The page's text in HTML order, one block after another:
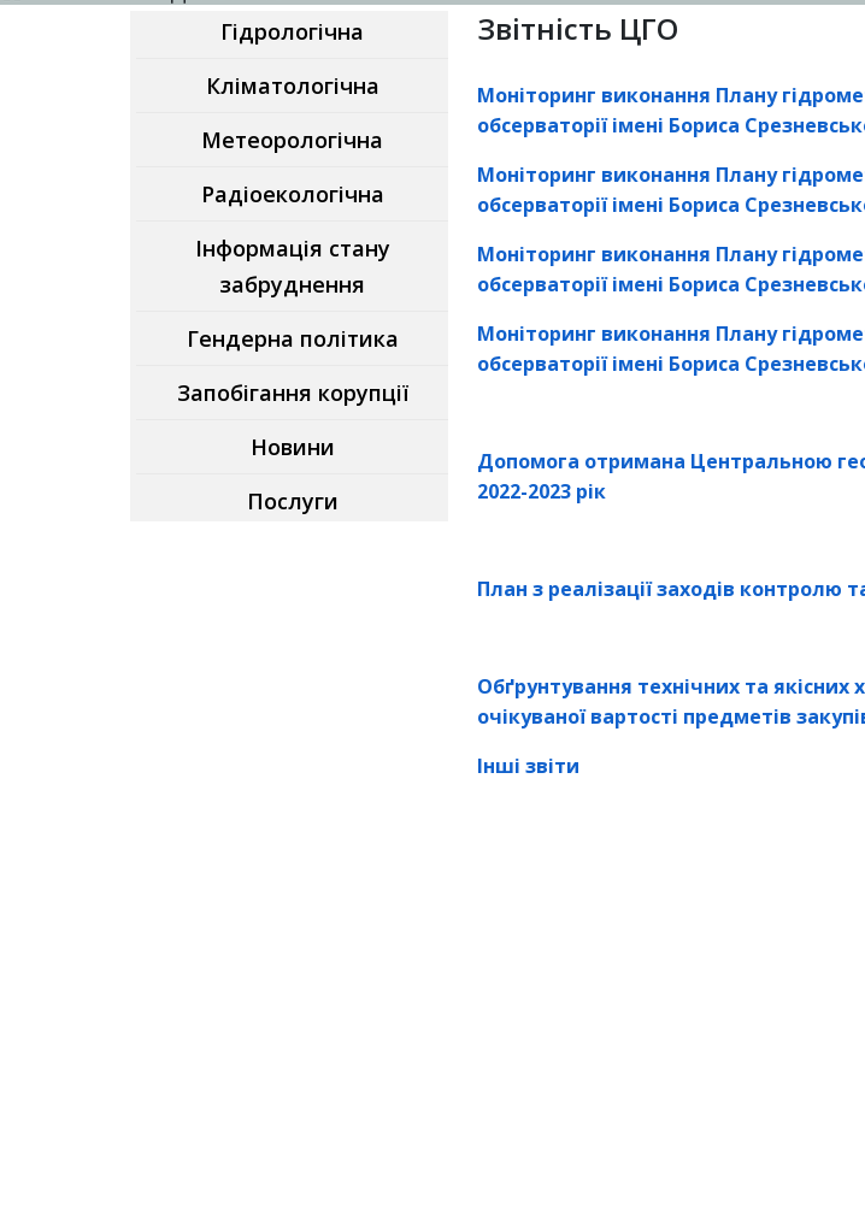
Гідрологічна
Кліматологічна
Метеорологічна
Радіоекологічна
Інформація стану
забруднення
Гендерна політика
Запобігання корупції
Новини
Послуги
Звітність ЦГО
Моніторинг виконання Плану
обсерваторії імені Бориса
Моніторинг виконання Плану
обсерваторії імені Бориса
Моніторинг виконання Плану
обсерваторії імені Бориса
Моніторинг виконання Плану
обсерваторії імені Бориса
Допомога отримана Центральною
2022-2023 рік
План з реалізації заходів контролю
Обґрунтування технічних та
очікуваної вартості предметів
Інші звіти